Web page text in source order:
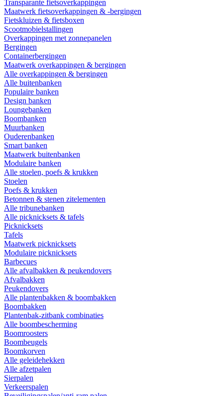
Transparante fietsoverkappingen
Maatwerk fietsoverkappingen & -bergingen
Fietskluizen & fietsboxen
Scootmobielstallingen
Overkappingen met zonnepanelen
Bergingen
Containerbergingen
Maatwerk overkappingen & bergingen
Alle overkappingen & bergingen
Alle buitenbanken
Populaire banken
Design banken
Loungebanken
Boombanken
Muurbanken
Ouderenbanken
Smart banken
Maatwerk buitenbanken
Modulaire banken
Alle stoelen, poefs & krukken
Stoelen
Poefs & krukken
Betonnen & stenen zitelementen
Alle tribunebanken
Alle picknicksets & tafels
Picknicksets
Tafels
Maatwerk picknicksets
Modulaire picknicksets
Barbecues
Alle afvalbakken & peukendovers
Afvalbakken
Peukendovers
Alle plantenbakken & boombakken
Boombakken
Plantenbak-zitbank combinaties
Alle boombescherming
Boomroosters
Boombeugels
Boomkorven
Alle geleidehekken
Alle afzetpalen
Sierpalen
Verkeerspalen